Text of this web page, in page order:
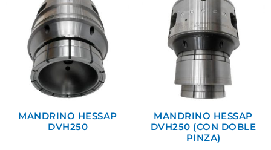
MANDRINO HESSAP
DVH250
MANDRINO HESSAP
DVH250 (CON DOBLE
PINZA)